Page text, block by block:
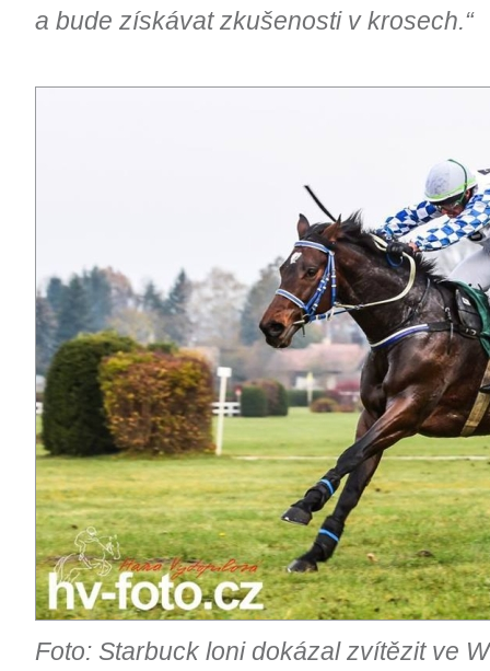
a bude získávat zkušenosti v krosech.“
Foto: Starbuck loni dokázal zvítězit ve